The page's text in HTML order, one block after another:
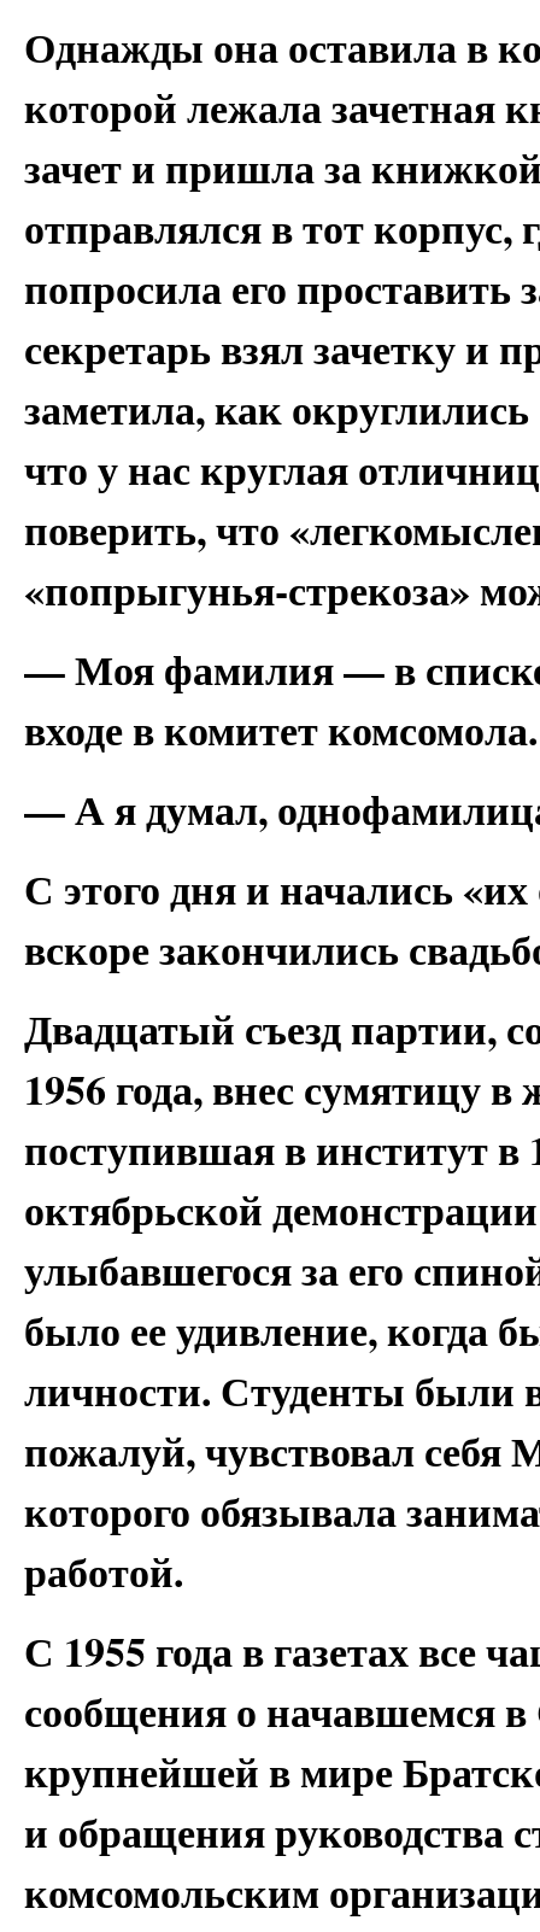
Однажды она оставила в
которой лежала зачетная
зачет и пришла за
отправлялся в тот
попросила его проставить
секретарь взял зачетку и
заметила, как
что у нас круглая
поверить, что
«попрыгунья-стрекоза»
— Моя фамилия — в
входе в комитет комсомола.
— А я думал,
С этого дня и начались
вскоре закончились
Двадцатый съезд партии,
1956 года, внес сумятицу
поступившая в институт в
октябрьской
улыбавшегося за его
было ее удивление, когда
личности. Студенты были
пожалуй, чувствовал себя
которого обязывала
работой.
С 1955 года в газетах все
сообщения о начавшемся
крупнейшей в мире
и обращения руководства
комсомольским